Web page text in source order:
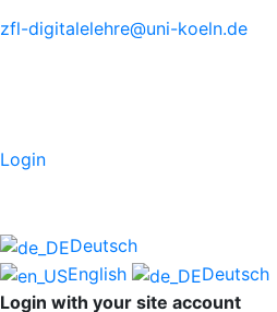
zfl-digitalelehre@uni-koeln.de
Login
Deutsch
English
Deutsch
Login with your site account